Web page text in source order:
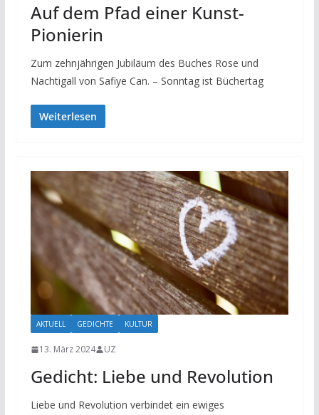
Auf dem Pfad einer Kunst-
Pionierin
Zum zehnjährigen Jubiläum des Buches Rose und
Nachtigall von Safiye Can. – Sonntag ist Büchertag
Weiterlesen
AKTUELL GEDICHTE KULTUR
13. März 2024 UZ
Gedicht: Liebe und Revolution
Liebe und Revolution verbindet ein ewiges